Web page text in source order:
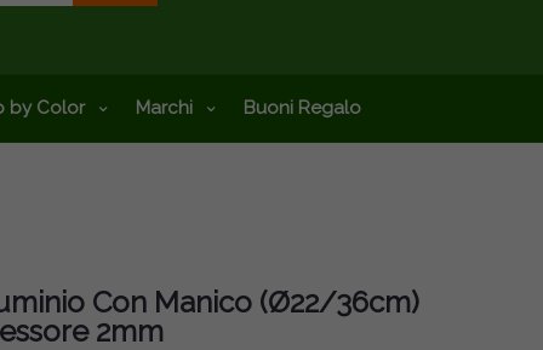
by Color Marchi Buoni Regalo
Con Manico (Ø22/36cm)
2mm